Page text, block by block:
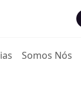
Somos Nós